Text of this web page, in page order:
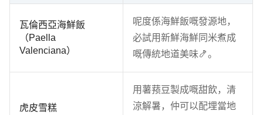
瓦倫西亞海鮮飯
（Paella
Valenciana）
呢度係海鮮飯嘅發源地，
必試用新鮮海鮮同米煮成
嘅傳統地道美味🍤。
虎皮雪糕
用薯蓣豆製成嘅甜飲，清
涼解暑，仲可以配埋當地